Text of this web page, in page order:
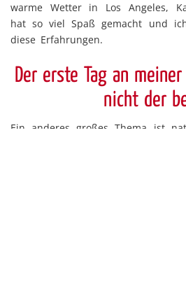
warme Wetter in Los Angeles,
hat so viel Spaß gemacht und
diese Erfahrungen.
Der erste Tag an
nicht der
Ein anderes großes Thema ist